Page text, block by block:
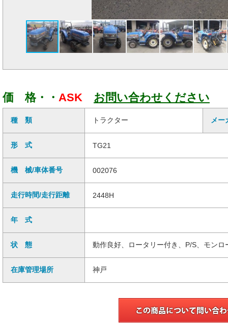
価 格・・ ASK お問い合わせください
種 類 トラクター メー
形 式 TG21
機 械/車体番号 002076
走行時間/走行距離 2448H
年 式
状 態 動作良好、ロータリー付き、P/S、モン
在庫管理場所 神戸